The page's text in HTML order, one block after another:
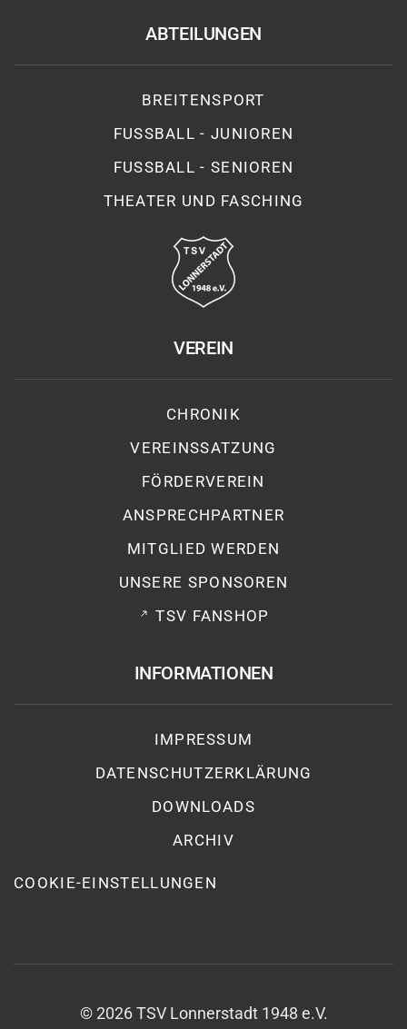
ABTEILUNGEN
BREITENSPORT
FUSSBALL - JUNIOREN
FUSSBALL - SENIOREN
THEATER UND FASCHING
VEREIN
CHRONIK
VEREINSSATZUNG
FÖRDERVEREIN
ANSPRECHPARTNER
MITGLIED WERDEN
UNSERE SPONSOREN
TSV FANSHOP
INFORMATIONEN
IMPRESSUM
DATENSCHUTZ­ERKLÄRUNG
DOWNLOADS
ARCHIV
COOKIE-EINSTELLUNGEN
© 2026TSV Lonnerstadt 1948 e.V.